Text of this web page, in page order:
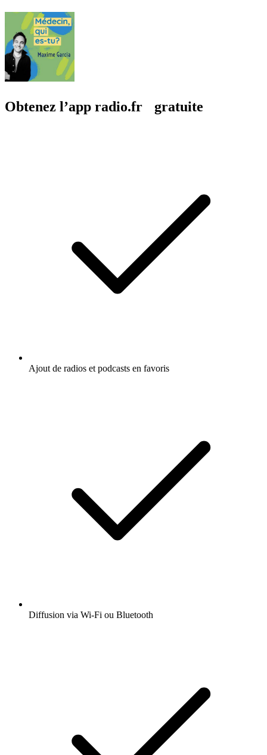
Obtenez l’app radio.fr gratuite
Ajout de radios et podcasts en favoris
Diffusion via Wi-Fi ou Bluetooth